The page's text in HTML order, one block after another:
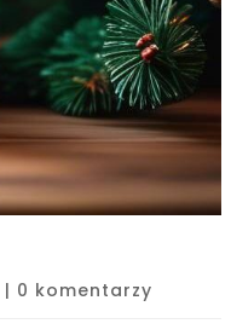
| 0 komentarzy